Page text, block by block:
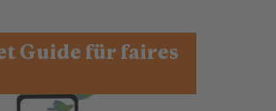
Guide für faires